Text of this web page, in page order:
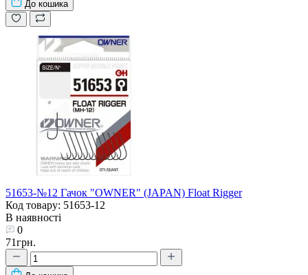
До кошика
51653-№12 Гачок "OWNER" (JAPAN) Float Rigger
Код товару: 51653-12
В наявності
0
71грн.